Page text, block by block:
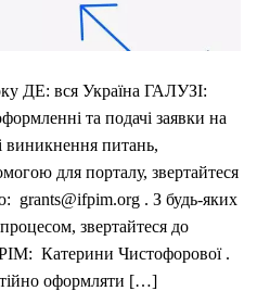
ДЕ: вся Україна ГАЛУЗІ:
та подачі заявки на
виникнення питань,
для порталу, звертайтеся
grants@ifpim.org . З будь-яких
звертайтеся до
Катерини Чистофорової .
оформляти […]